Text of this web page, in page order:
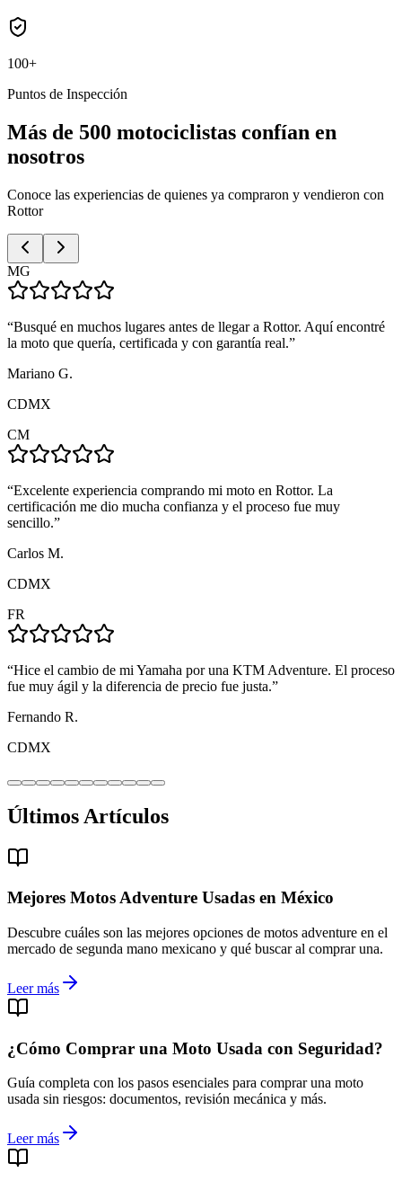
100+
Puntos de Inspección
Más de 500 motociclistas confían en
nosotros
Conoce las experiencias de quienes ya compraron y vendieron con
Rottor
MG
“Busqué en muchos lugares antes de llegar a Rottor. Aquí encontré
la moto que quería, certificada y con garantía real.”
Mariano G.
CDMX
CM
“Excelente experiencia comprando mi moto en Rottor. La
certificación me dio mucha confianza y el proceso fue muy
sencillo.”
Carlos M.
CDMX
FR
“Hice el cambio de mi Yamaha por una KTM Adventure. El proceso
fue muy ágil y la diferencia de precio fue justa.”
Fernando R.
CDMX
Últimos Artículos
Mejores Motos Adventure Usadas en México
Descubre cuáles son las mejores opciones de motos adventure en el
mercado de segunda mano mexicano y qué buscar al comprar una.
Leer más
¿Cómo Comprar una Moto Usada con Seguridad?
Guía completa con los pasos esenciales para comprar una moto
usada sin riesgos: documentos, revisión mecánica y más.
Leer más